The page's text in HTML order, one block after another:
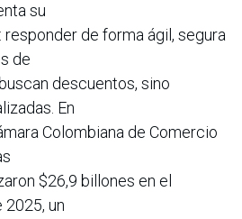
su
de forma ágil, segura
de
descuentos, sino
En
Colombiana de Comercio
$26,9 billones en el
un